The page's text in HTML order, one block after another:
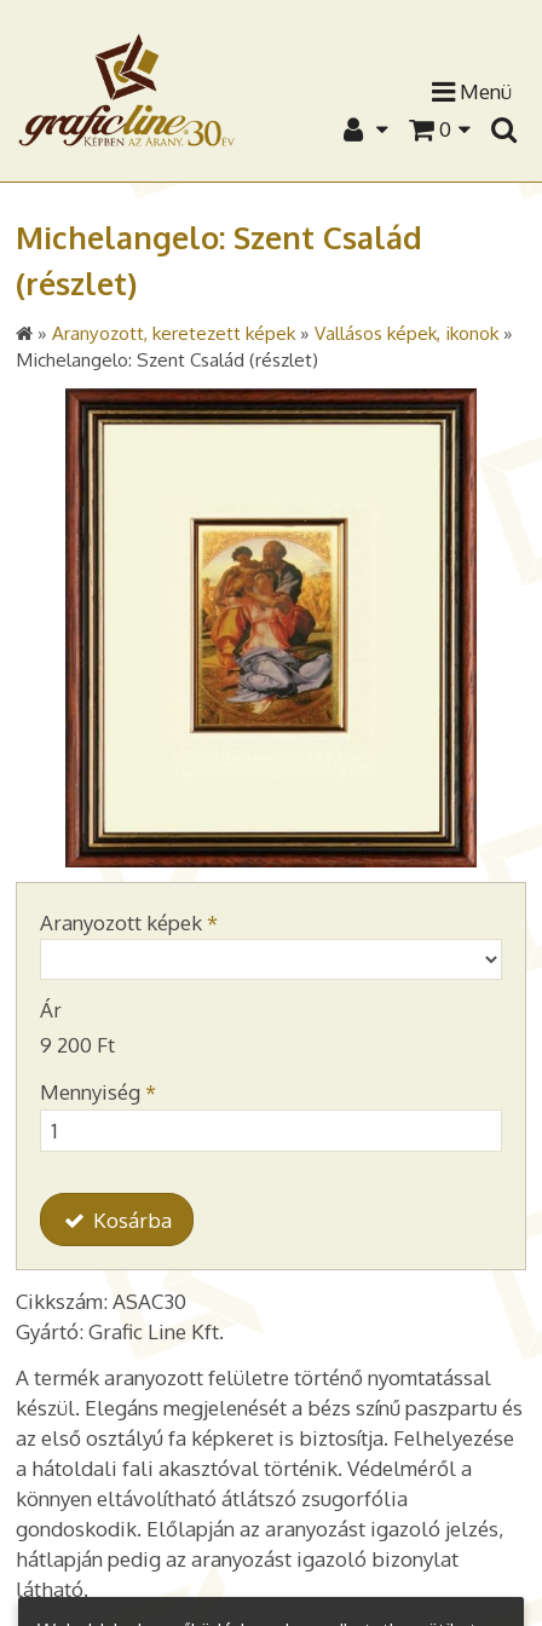
Menü
0
Michelangelo: Szent Család
(részlet)
» Aranyozott, keretezett képek» Vallásos képek, ikonok»
Michelangelo: Szent Család (részlet)
Aranyozott képek *
Ár
9 200 Ft
Mennyiség *
Kosárba
Cikkszám: ASAC30
Gyártó: Grafic Line Kft.
A termék aranyozott felületre történő nyomtatással
készül. Elegáns megjelenését a bézs színű paszpartu és
az első osztályú fa képkeret is biztosítja. Felhelyezése
a hátoldali fali akasztóval történik. Védelméről a
könnyen eltávolítható átlátszó zsugorfólia
gondoskodik. Előlapján az aranyozást igazoló jelzés,
hátlapján pedig az aranyozást igazoló bizonylat
látható.